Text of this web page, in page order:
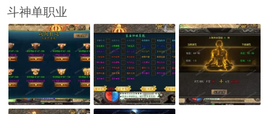
斗神单职业